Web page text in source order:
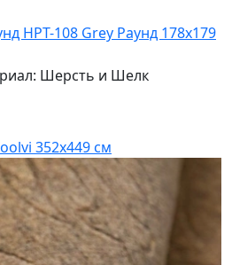
HPT-108 Grey Раунд 178x179
Шерсть и Шелк